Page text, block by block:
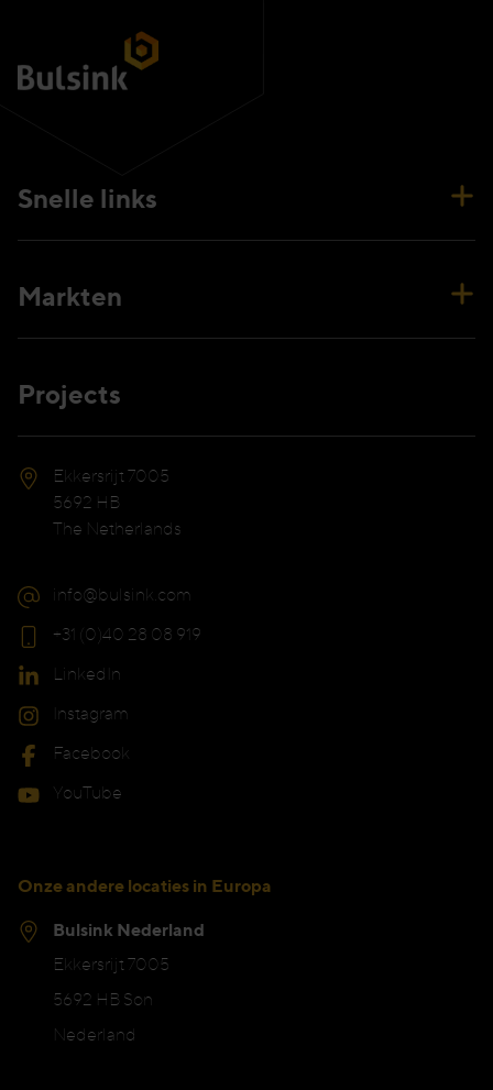
Snelle links
Markten
Projects
Ekkersrijt 7005
5692 HB
The Netherlands
info@bulsink.com
+31 (0)40 28 08 919
LinkedIn
Instagram
Facebook
YouTube
Onze andere locaties in Europa
Bulsink Nederland
Ekkersrijt 7005
5692 HB Son
Nederland